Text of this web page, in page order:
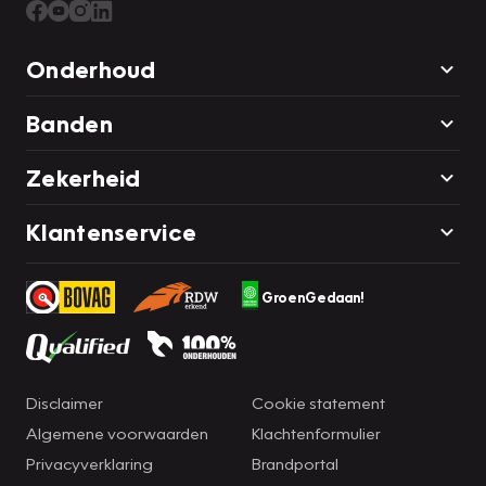
Onderhoud
Banden
Zekerheid
Klantenservice
GroenGedaan!
Disclaimer
Algemene voorwaarden
Privacyverklaring
Cookie statement
Klachtenformulier
Brandportal